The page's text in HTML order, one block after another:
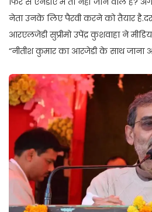
नेता उनके लिए पैरवी करने को तैयार
आरएलजेडी सुप्रीमो उपेंद्र कुशवाहा ने
“नीतीश कुमार का आरजेडी के साथ जाना